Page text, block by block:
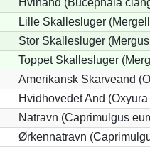
Lille Skallesluger
Stor Skallesluger
Toppet Skallesluger
Amerikansk Skarveand
Hvidhovedet And
Natravn (Caprimulgus
Ørkennatravn